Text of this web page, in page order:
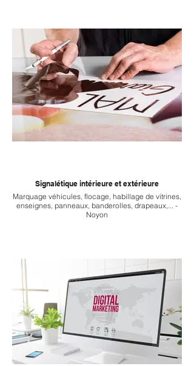
Signalétique intérieure et extérieure
Marquage véhicules, flocage, habillage de vitrines,
enseignes, panneaux, banderolles, drapeaux,... -
Noyon